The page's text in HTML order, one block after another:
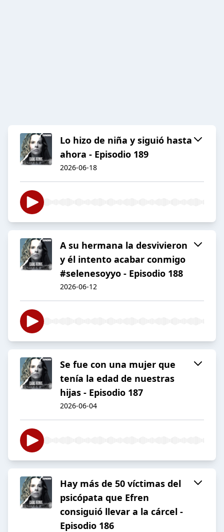
Lo hizo de niña y siguió hasta
ahora - Episodio 189
2026-06-18
A su hermana la desvivieron
y él intento acabar conmigo
#selenesoyyo - Episodio 188
2026-06-12
Se fue con una mujer que
tenía la edad de nuestras
hijas - Episodio 187
2026-06-04
Hay más de 50 víctimas del
psicópata que Efren
consiguió llevar a la cárcel -
Episodio 186